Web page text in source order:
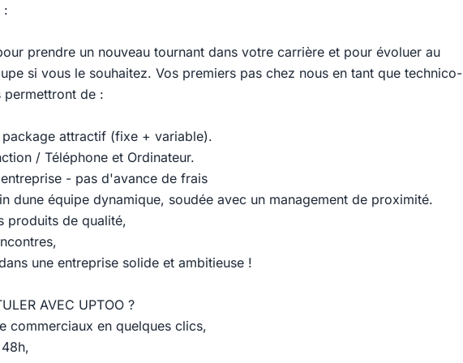
:
prendre un nouveau tournant dans votre carrière et pour évoluer au
si vous le souhaitez. Vos premiers pas chez nous en tant que technico-
de :
attractif (fixe + variable).
/ Téléphone et Ordinateur.
- pas d'avance de frais
dune équipe dynamique, soudée avec un management de proximité.
produits de qualité,
une entreprise solide et ambitieuse !
AVEC UPTOO ?
commerciaux en quelques clics,